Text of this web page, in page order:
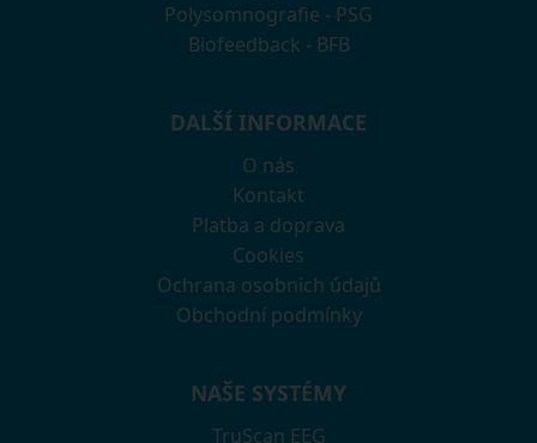
Polysomnografie - PSG
Biofeedback - BFB
DALŠÍ INFORMACE
O nás
Kontakt
Platba a doprava
Cookies
Ochrana osobních údajů
Obchodní podmínky
NAŠE SYSTÉMY
TruScan EEG